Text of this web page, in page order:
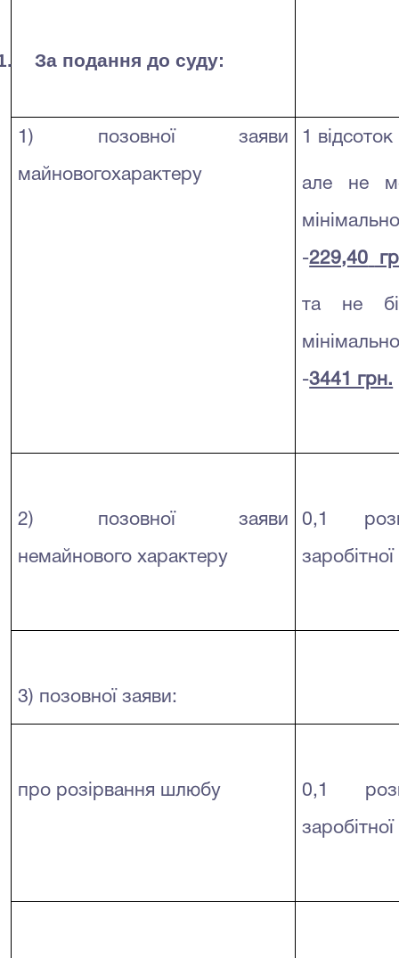
За подання до суду:
1) позовної заяви
майновогохарактеру
1
але не
-229,40
та не
-3441 грн.
2) позовної заяви
немайнового характеру
0,1
3) позовної заяви:
про розірвання шлюбу 0,1